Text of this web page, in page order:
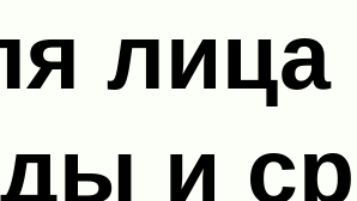
и